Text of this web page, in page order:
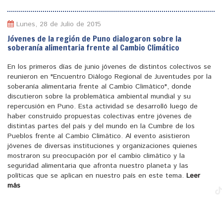
Lunes, 28 de Julio de 2015
Jóvenes de la región de Puno dialogaron sobre la
soberanía alimentaria frente al Cambio Climático
En los primeros días de junio jóvenes de distintos colectivos se
reunieron en "Encuentro Diálogo Regional de Juventudes por la
soberanía alimentaria frente al Cambio Climático", donde
discutieron sobre la problemática ambiental mundial y su
repercusión en Puno. Esta actividad se desarrolló luego de
haber construido propuestas colectivas entre jóvenes de
distintas partes del país y del mundo en la Cumbre de los
Pueblos frente al Cambio Climático. Al evento asistieron
jóvenes de diversas instituciones y organizaciones quienes
mostraron su preocupación por el cambio climático y la
seguridad alimentaria que afronta nuestro planeta y las
políticas que se aplican en nuestro país en este tema. Leer
más